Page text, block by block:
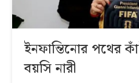
ইনফান্তিনোর পথের
বয়সি নারী